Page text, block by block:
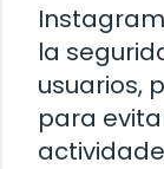
la
usuarios,
para